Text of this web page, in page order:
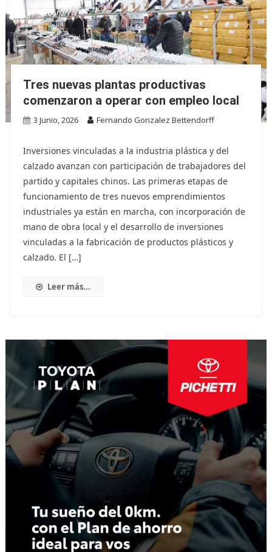
Tres nuevas plantas productivas
comenzaron a operar con empleo local
3 Junio, 2026 Fernando Gonzalez Bettendorff
Inversiones vinculadas a la industria plástica y del
calzado avanzan con participación de trabajadores del
partido y capitales chinos. Las primeras etapas de
funcionamiento de tres nuevos emprendimientos
industriales ya están en marcha, con incorporación de
mano de obra local y el desarrollo de inversiones
vinculadas a la fabricación de productos plásticos y
calzado. El […]
Leer más...